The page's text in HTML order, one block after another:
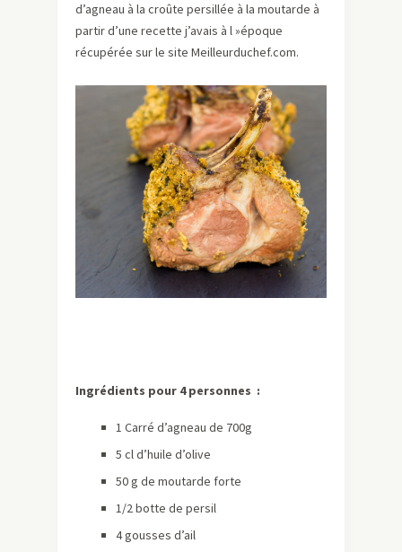
d’agneau à la croûte persillée à la moutarde à
partir d’une recette j’avais à l »époque
récupérée sur le site Meilleurduchef.com.
Ingrédients pour 4 personnes :
1 Carré d’agneau de 700g
5 cl d’huile d’olive
50 g de moutarde forte
1/2 botte de persil
4 gousses d’ail